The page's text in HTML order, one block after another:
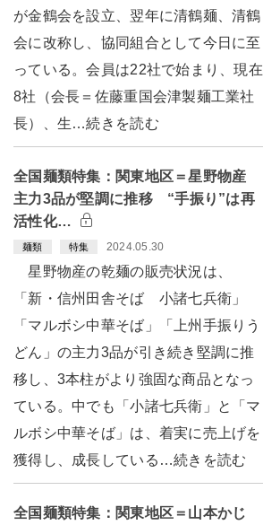
が金鶴会を設立、翌年に清鶴麺、清鶴
会に改称し、協同組合として今日に至
っている。会員は22社で始まり、現在
8社（会長＝佐藤重国会津製麺工業社
長）、生…続きを読む
全国麺類特集：関東地区＝星野物産
主力3品が堅調に推移 “手振り”は再
活性化…
麺類 特集 2024.05.30
星野物産の乾麺の販売状況は、
「新・信州田舎そば 小諸七兵衛」
「マルボシ中華そば」「上州手振りう
どん」の主力3品が引き続き堅調に推
移し、3本柱がより強固な商品となっ
ている。中でも「小諸七兵衛」と「マ
ルボシ中華そば」は、着実に売上げを
獲得し、成長している…続きを読む
全国麺類特集：関東地区＝山本かじ